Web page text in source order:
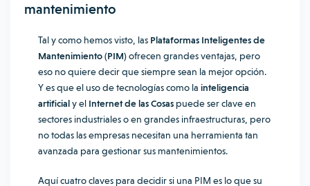
mantenimiento
Tal y como hemos visto, las Plataformas Inteligentes de
Mantenimiento (PIM)ofrecen grandes ventajas, pero
eso no quiere decir que siempre sean la mejor opción.
Y es que el uso de tecnologías como la inteligencia
artificialy el Internet de las Cosas puede ser clave en
sectores industriales o en grandes infraestructuras, pero
no todas las empresas necesitan una herramienta tan
avanzada para gestionar sus mantenimientos.
Aquí cuatro claves para decidir si una PIM es lo que su